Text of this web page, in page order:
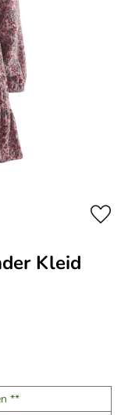
Kleid
**